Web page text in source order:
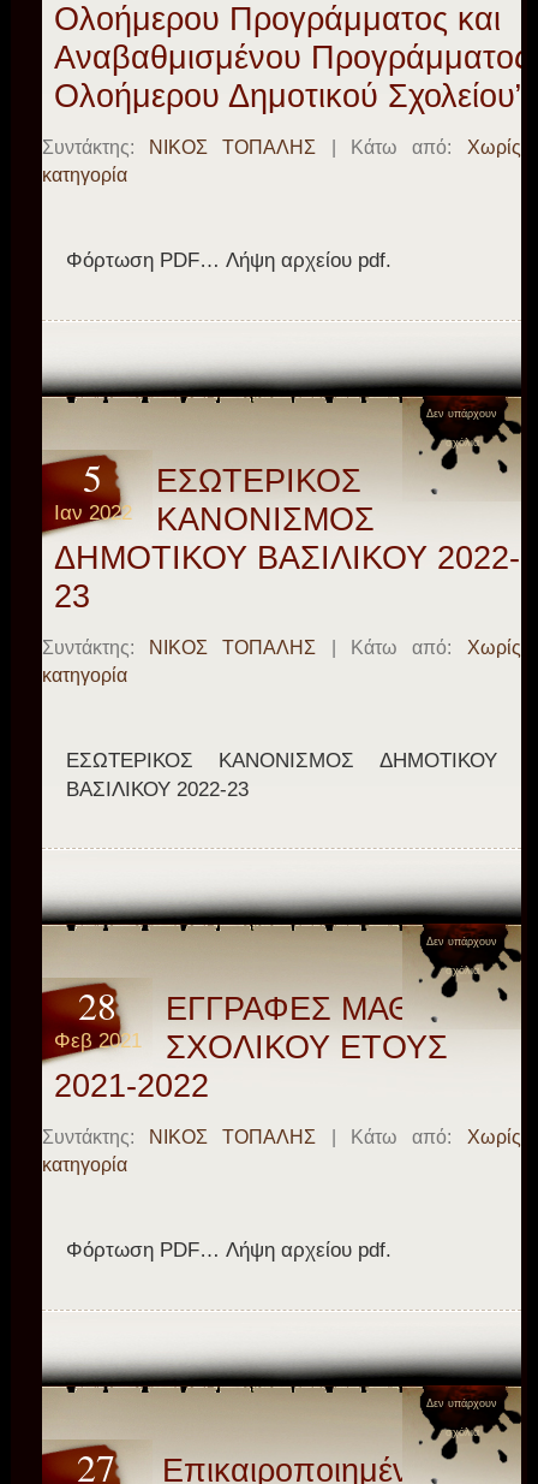
Ολοήμερου Προγράμματος και
Αναβαθμισμένου Προγράμματος
Ολοήμερου Δημοτικού Σχολείου”
Συντάκτης: ΝΙΚΟΣ ΤΟΠΑΛΗΣ | Κάτω από: Χωρίς
κατηγορία
Φόρτωση PDF… Λήψη αρχείου pdf.
Δεν υπάρχουν
σχόλια
5
Ιαν 2022
EΣΩΤΕΡΙΚΟΣ
ΚΑΝΟΝΙΣΜΟΣ
ΔΗΜΟΤΙΚΟΥ ΒΑΣΙΛΙΚΟΥ 2022-
23
Συντάκτης: ΝΙΚΟΣ ΤΟΠΑΛΗΣ | Κάτω από: Χωρίς
κατηγορία
ΕΣΩΤΕΡΙΚΟΣ ΚΑΝΟΝΙΣΜΟΣ ΔΗΜΟΤΙΚΟΥ
ΒΑΣΙΛΙΚΟΥ 2022-23
Δεν υπάρχουν
σχόλια
28
Φεβ 2021
ΕΓΓΡΑΦΕΣ ΜΑΘΗΤΩΝ
ΣΧΟΛΙΚΟΥ ΕΤΟΥΣ
2021-2022
Συντάκτης: ΝΙΚΟΣ ΤΟΠΑΛΗΣ | Κάτω από: Χωρίς
κατηγορία
Φόρτωση PDF… Λήψη αρχείου pdf.
Δεν υπάρχουν
σχόλια
27
Επικαιροποιημένες